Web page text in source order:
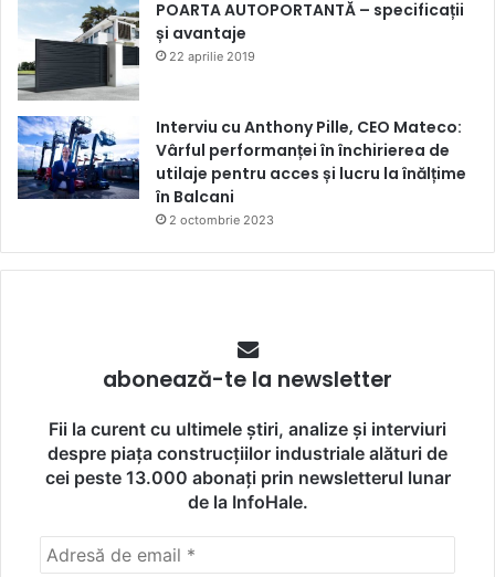
POARTA AUTOPORTANTĂ – specificații
și avantaje
22 aprilie 2019
Interviu cu Anthony Pille, CEO Mateco:
Vârful performanței în închirierea de
utilaje pentru acces și lucru la înălțime
în Balcani
2 octombrie 2023
abonează-te la newsletter
Fii la curent cu ultimele știri, analize și interviuri
despre piața construcțiilor industriale alături de
cei peste 13.000 abonați prin newsletterul lunar
de la InfoHale.